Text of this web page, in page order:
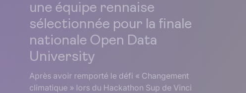
une équipe rennaise
sélectionnée pour la finale
nationale Open Data
University
Après avoir remporté le défi « Changement
climatique » lors du Hackathon Sup de Vinci